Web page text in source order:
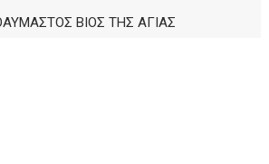
ΒΙΟΣ ΤΗΣ ΑΓΙΑΣ